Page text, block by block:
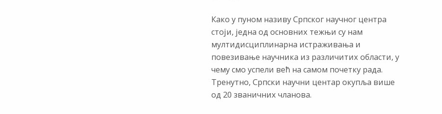
Како у пуном називу Српског научног центра
стоји, једна од основних тежњи су нам
мултидисциплинарна истраживања и
повезивање научника из различитих области, у
чему смо успели већ на самом почетку рада.
Тренутно, Српски научни центар окупља више
од 20 званичних чланова.